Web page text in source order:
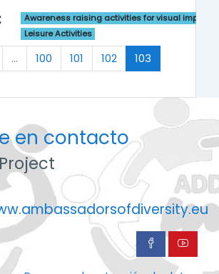
:
Awareness raising activities for visual
Leisure Activities
… 100 101 102 103
en contacto